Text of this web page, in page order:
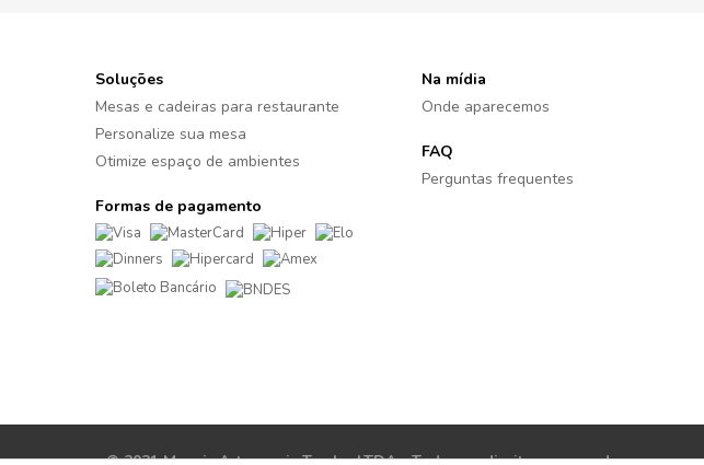
Soluções
Mesas e cadeiras para restaurante
Personalize sua mesa
Otimize espaço de ambientes
Formas de pagamento
Na mídia
Onde aparecemos
FAQ
Perguntas frequentes
© 2021 Moveis Artesanais Tambo LTDA - Todos os direitos reservados.